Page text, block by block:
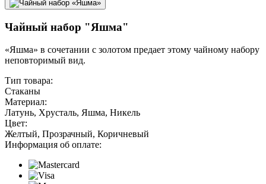
Чайный набор "Яшма"
«Яшма» в сочетании с золотом предает этому чайному набору
неповторимый вид.
Тип товара:
Стаканы
Материал:
Латунь, Хрусталь, Яшма, Никель
Цвет:
Желтый, Прозрачный, Коричневый
Информация об оплате: